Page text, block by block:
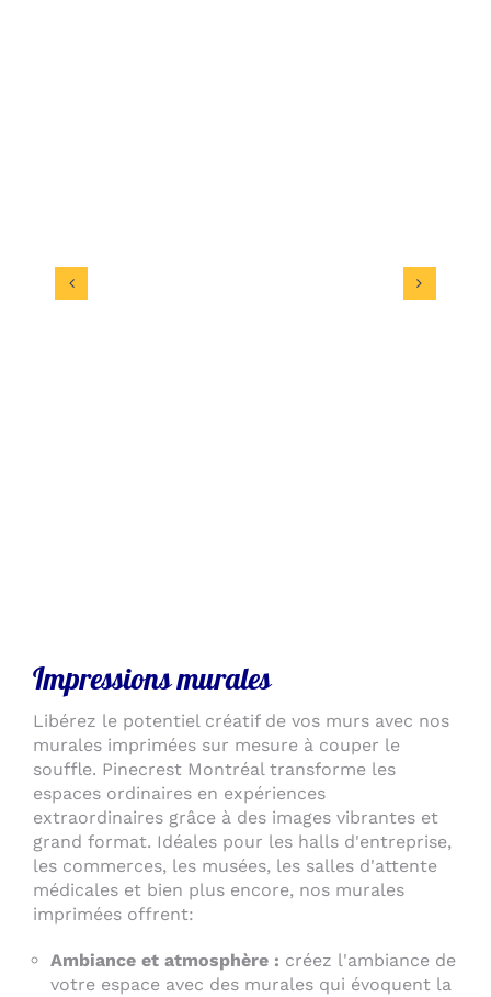
Impressions murales
Libérez le potentiel créatif de vos murs avec nos
murales imprimées sur mesure à couper le
souffle. Pinecrest Montréal transforme les
espaces ordinaires en expériences
extraordinaires grâce à des images vibrantes et
grand format. Idéales pour les halls d'entreprise,
les commerces, les musées, les salles d'attente
médicales et bien plus encore, nos murales
imprimées offrent:
Ambiance et atmosphère : créez l'ambiance de
votre espace avec des murales qui évoquent la